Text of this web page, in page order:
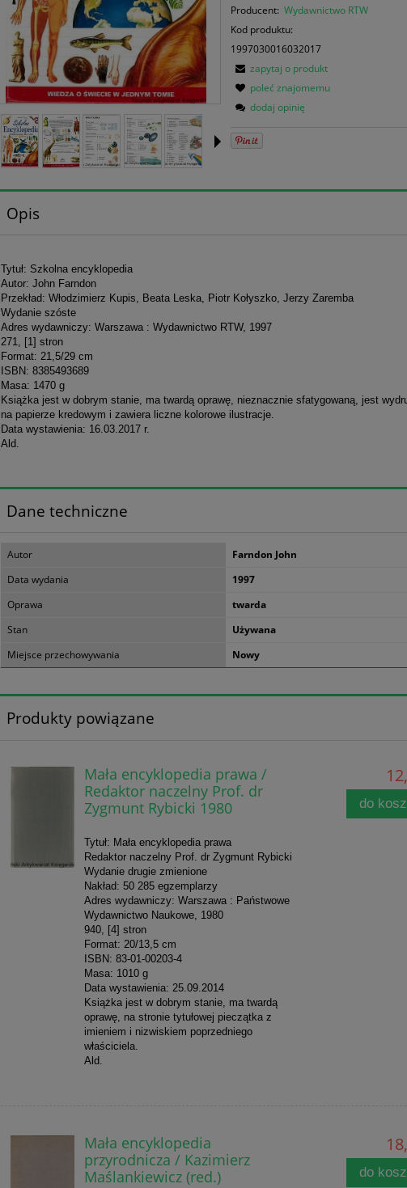
Producent: Wydawnictwo RTW
Kod produktu:
1997030016032017
zapytaj o produkt
poleć znajomemu
dodaj opinię
Opis
Tytuł: Szkolna encyklopedia
Autor: John Farndon
Przekład: Włodzimierz Kupis, Beata Leska, Piotr Kołyszko, Jerzy Zaremba
Wydanie szóste
Adres wydawniczy: Warszawa : Wydawnictwo RTW, 1997
271, [1] stron
Format: 21,5/29 cm
ISBN: 8385493689
Masa: 1470 g
Książka jest w dobrym stanie, ma twardą oprawę, nieznacznie sfatygowaną, jest
na papierze kredowym i zawiera liczne kolorowe ilustracje.
Data wystawienia: 16.03.2017 r.
Ald.
Dane techniczne
Autor
Farndon John
Data wydania
1997
Oprawa
twarda
Stan
Używana
Miejsce przechowywania
Nowy
Produkty powiązane
Mała encyklopedia prawa /
Redaktor naczelny Prof. dr
Zygmunt Rybicki 1980
Tytuł: Mała encyklopedia prawa
Redaktor naczelny Prof. dr Zygmunt Rybicki
Wydanie drugie zmienione
Nakład: 50 285 egzemplarzy
Adres wydawniczy: Warszawa : Państwowe
Wydawnictwo Naukowe, 1980
940, [4] stron
Format: 20/13,5 cm
ISBN: 83-01-00203-4
Masa: 1010 g
Data wystawienia: 25.09.2014
Książka jest w dobrym stanie, ma twardą
oprawę, na stronie tytułowej pieczątka z
imieniem i nizwiskiem poprzedniego
właściciela.
Ald.
do
Mała encyklopedia
przyrodnicza / Kazimierz
Maślankiewicz (red.)
do